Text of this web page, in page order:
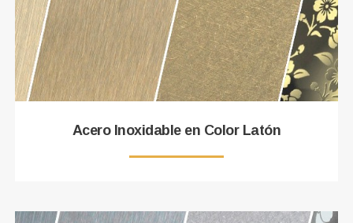
Acero Inoxidable en Color Latón